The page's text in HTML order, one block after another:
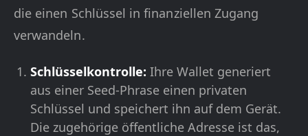
die einen Schlüssel in finanziellen Zugang
verwandeln.
Schlüsselkontrolle: Ihre Wallet generiert
aus einer Seed-Phrase einen privaten
Schlüssel und speichert ihn auf dem Gerät.
Die zugehörige öffentliche Adresse ist das,